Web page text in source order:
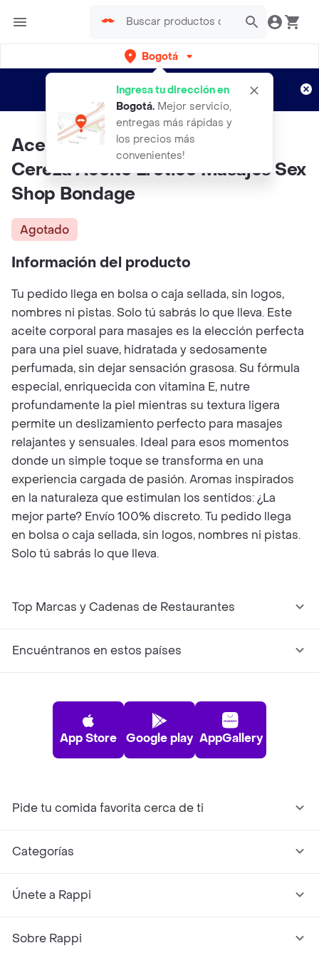
Bogotá
Ingresa tu dirección en
Bogotá. Mejor servicio,
entregas más rápidas y
los precios más
convenientes!
envíos gratis por semanas
Aplican TyC
Aceite Corporal Para Masajes
Cereza Aceite Erotico Masajes Sex
Shop Bondage
Agotado
Información del producto
Tu pedido llega en bolsa o caja sellada, sin logos,
nombres ni pistas. Solo tú sabrás lo que lleva. Este
aceite corporal para masajes es la elección perfecta
para una piel suave, hidratada y sedosamente
perfumada, sin dejar sensación grasosa. Su fórmula
especial, enriquecida con vitamina E, nutre
profundamente la piel mientras su textura ligera
permite un deslizamiento perfecto para masajes
relajantes y sensuales. Ideal para esos momentos
donde un simple toque se transforma en una
experiencia cargada de pasión. Aromas inspirados
en la naturaleza que estimulan los sentidos: ¿La
mejor parte? Envío 100% discreto. Tu pedido llega
en bolsa o caja sellada, sin logos, nombres ni pistas.
Solo tú sabrás lo que lleva.
Top Marcas y Cadenas de Restaurantes
Encuéntranos en estos países
App Store Google play AppGallery
Pide tu comida favorita cerca de ti
Categorías
Únete a Rappi
Sobre Rappi